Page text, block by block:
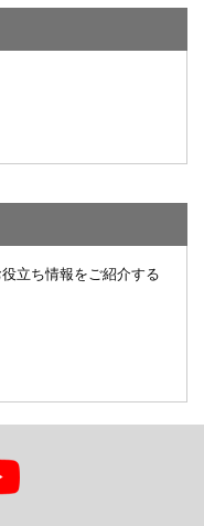
立ち情報をご紹介する